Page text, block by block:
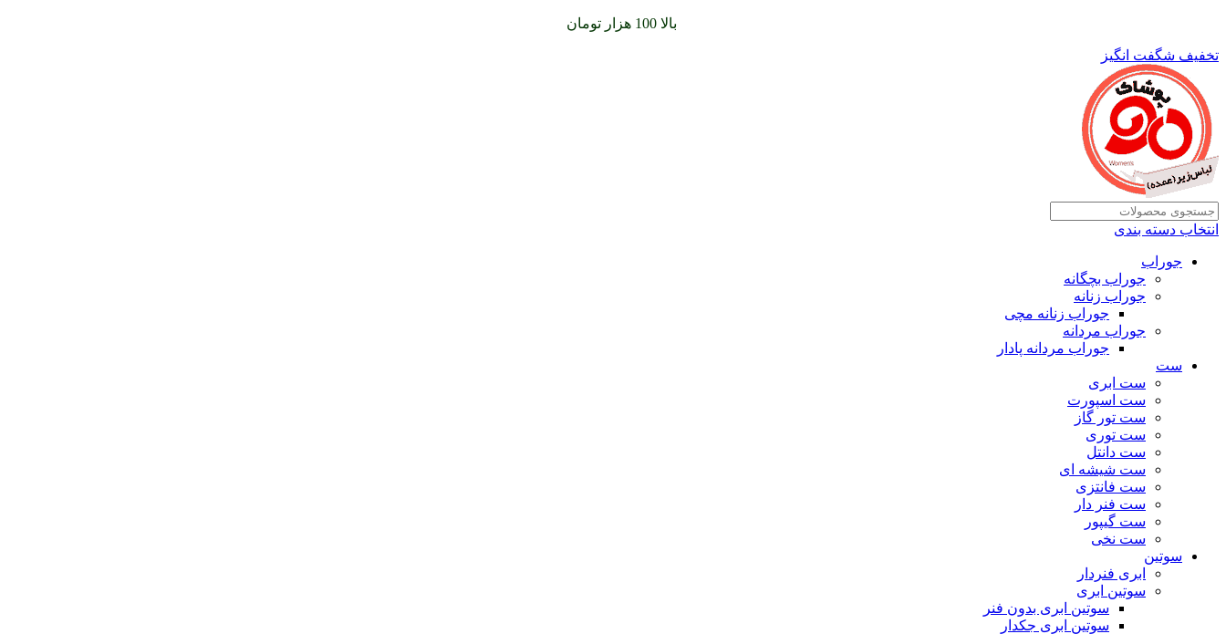
بالا 100 هزار تومان
تخفیف شگفت انگیز
انتخاب دسته بندی
جوراب
جوراب بچگانه
جوراب زنانه
جوراب زنانه مچی
جوراب مردانه
جوراب مردانه پادار
ست
ست ابری
ست اسپورت
ست تور گاز
ست توری
ست دانتل
ست شیشه ای
ست فانتزی
ست فنر دار
ست گیپور
ست نخی
سوتین
ابری فنردار
سوتین ابری
سوتین ابری بدون فنر
سوتین ابری جکدار